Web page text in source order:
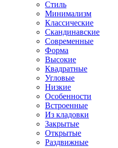
Стиль
Минимализм
Классические
Скандинавские
Современные
Форма
Высокие
Квадратные
Угловые
Низкие
Особенности
Встроенные
Из кладовки
Закрытые
Открытые
Раздвижные